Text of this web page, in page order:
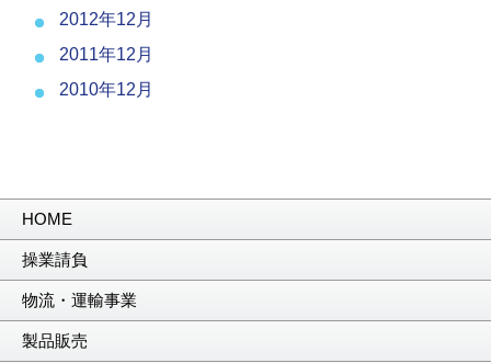
2012年12月
2011年12月
2010年12月
HOME
操業請負
物流・運輸事業
製品販売